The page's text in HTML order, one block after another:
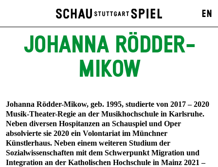
EN
JOHANNA RÖDDER-
MIKOW
Johanna Rödder-Mikow, geb. 1995, studierte von 2017 – 2020
Musik-Theater-Regie an der Musikhochschule in Karlsruhe.
Neben diversen Hospitanzen an Schauspiel und Oper
absolvierte sie 2020 ein Volontariat im Münchner
Künstlerhaus. Neben einem weiteren Studium der
Sozialwissenschaften mit dem Schwerpunkt Migration und
Integration an der Katholischen Hochschule in Mainz 2021 –